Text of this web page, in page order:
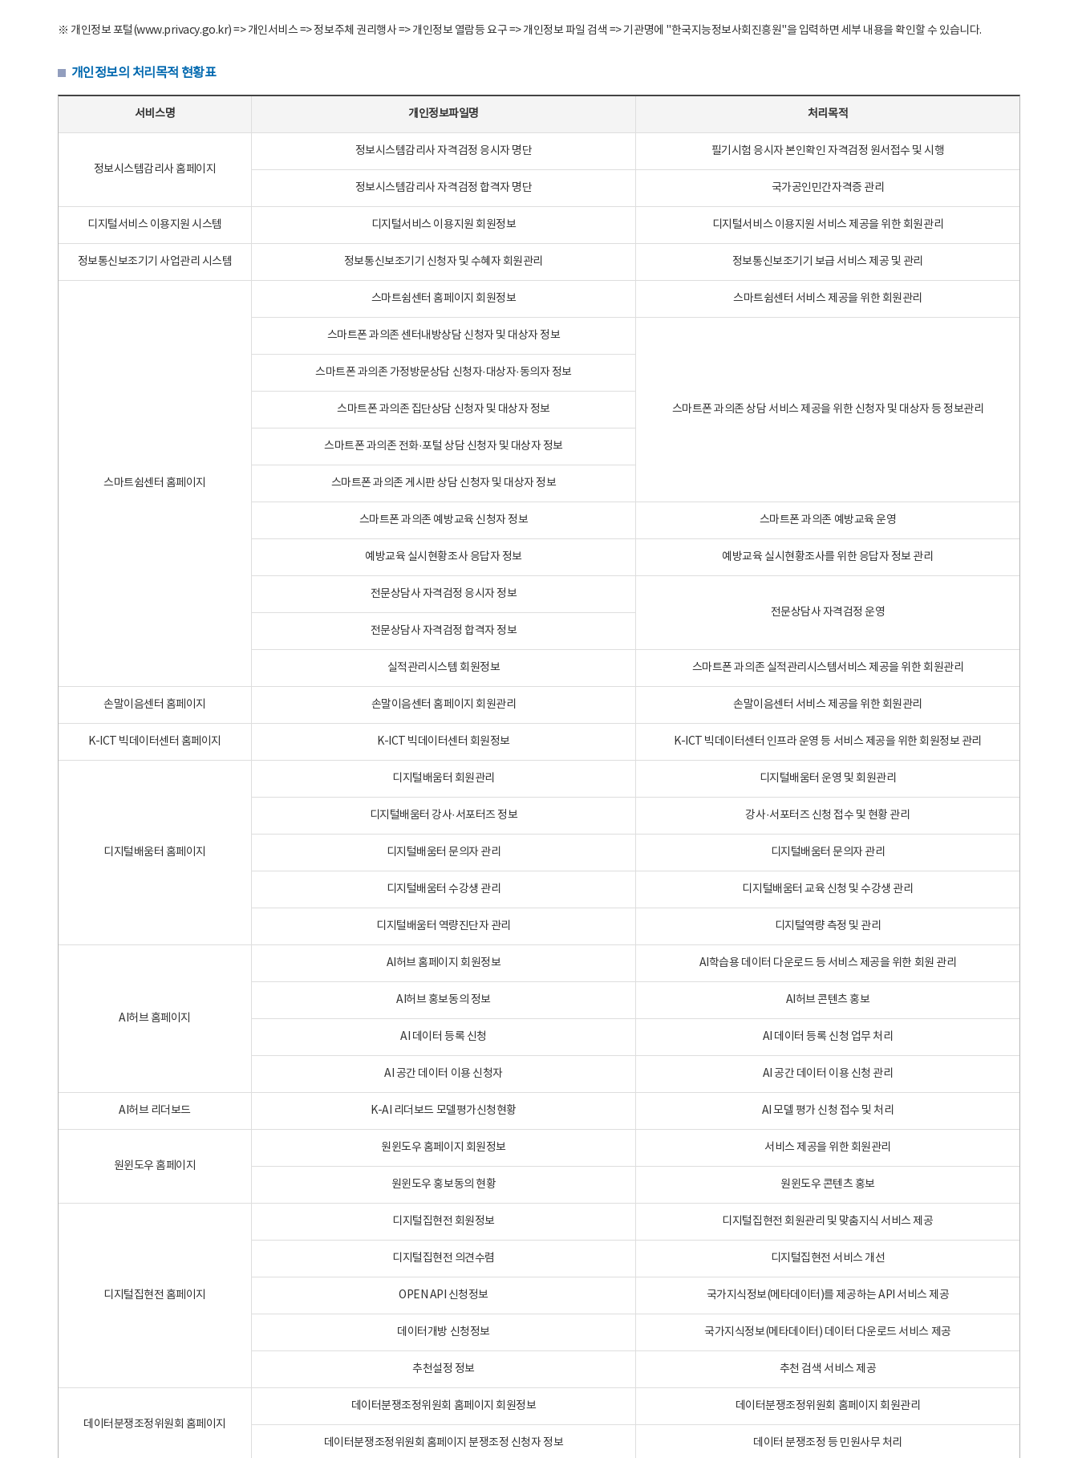
※ 개인정보 포털(www.privacy.go.kr) => 개인서비스 => 정보주체 권리행사 => 개인정보 열람등 요구 => 개인정보 파일 검색 => 기관명에 "한국지능정보사회진흥원"을 입력하면 세부 내용을 확인할 수 있습니다.
개인정보의 처리목적 현황표
서비스명 개인정보파일명 처리목적
정보시스템감리사 홈페이지
정보시스템감리사 자격검정 응시자 명단 필기시험 응시자 본인확인 자격검정 원서접수 및 시행
정보시스템감리사 자격검정 합격자 명단 국가공인민간자격증 관리
디지털서비스 이용지원 시스템 디지털서비스 이용지원 회원정보 디지털서비스 이용지원 서비스 제공을 위한 회원관리
정보통신보조기기 사업관리 시스템 정보통신보조기기 신청자 및 수혜자 회원관리 정보통신보조기기 보급 서비스 제공 및 관리
스마트쉼센터 홈페이지
스마트쉼센터 홈페이지 회원정보 스마트쉼센터 서비스 제공을 위한 회원관리
스마트폰 과의존 센터내방상담 신청자 및 대상자 정보
스마트폰 과의존 상담 서비스 제공을 위한 신청자 및 대상자 등 정보관리
스마트폰 과의존 가정방문상담 신청자·대상자·동의자 정보
스마트폰 과의존 집단상담 신청자 및 대상자 정보
스마트폰 과의존 전화·포털 상담 신청자 및 대상자 정보
스마트폰 과의존 게시판 상담 신청자 및 대상자 정보
스마트폰 과의존 예방교육 신청자 정보 스마트폰 과의존 예방교육 운영
예방교육 실시현황조사 응답자 정보 예방교육 실시현황조사를 위한 응답자 정보 관리
전문상담사 자격검정 응시자 정보
전문상담사 자격검정 운영
전문상담사 자격검정 합격자 정보
실적관리시스템 회원정보 스마트폰 과의존 실적관리시스템서비스 제공을 위한 회원관리
손말이음센터 홈페이지 손말이음센터 홈페이지 회원관리 손말이음센터 서비스 제공을 위한 회원관리
K-ICT 빅데이터센터 홈페이지 K-ICT 빅데이터센터 회원정보 K-ICT 빅데이터센터 인프라 운영 등 서비스 제공을 위한 회원정보 관리
디지털배움터 홈페이지
디지털배움터 회원관리 디지털배움터 운영 및 회원관리
디지털배움터 강사·서포터즈 정보 강사·서포터즈 신청 접수 및 현황 관리
디지털배움터 문의자 관리 디지털배움터 문의자 관리
디지털배움터 수강생 관리 디지털배움터 교육 신청 및 수강생 관리
디지털배움터 역량진단자 관리 디지털역량 측정 및 관리
AI허브 홈페이지
AI허브 홈페이지 회원정보 AI학습용 데이터 다운로드 등 서비스 제공을 위한 회원 관리
AI허브 홍보동의 정보 AI허브 콘텐츠 홍보
AI 데이터 등록 신청 AI 데이터 등록 신청 업무 처리
AI 공간 데이터 이용 신청자 AI 공간 데이터 이용 신청 관리
AI허브 리더보드 K-AI 리더보드 모델평가신청현황 AI 모델 평가 신청 접수 및 처리
원윈도우 홈페이지
원윈도우 홈페이지 회원정보 서비스 제공을 위한 회원관리
원윈도우 홍보동의 현황 원윈도우 콘텐츠 홍보
디지털집현전 홈페이지
디지털집현전 회원정보 디지털집현전 회원관리 및 맞춤지식 서비스 제공
디지털집현전 의견수렴 디지털집현전 서비스 개선
OPEN API 신청정보 국가지식정보(메타데이터)를 제공하는 API 서비스 제공
데이터개방 신청정보 국가지식정보(메타데이터) 데이터 다운로드 서비스 제공
추천설정 정보 추천 검색 서비스 제공
데이터분쟁조정위원회 홈페이지
데이터분쟁조정위원회 홈페이지 회원정보 데이터분쟁조정위원회 홈페이지 회원관리
데이터분쟁조정위원회 홈페이지 분쟁조정 신청자 정보 데이터 분쟁조정 등 민원사무 처리